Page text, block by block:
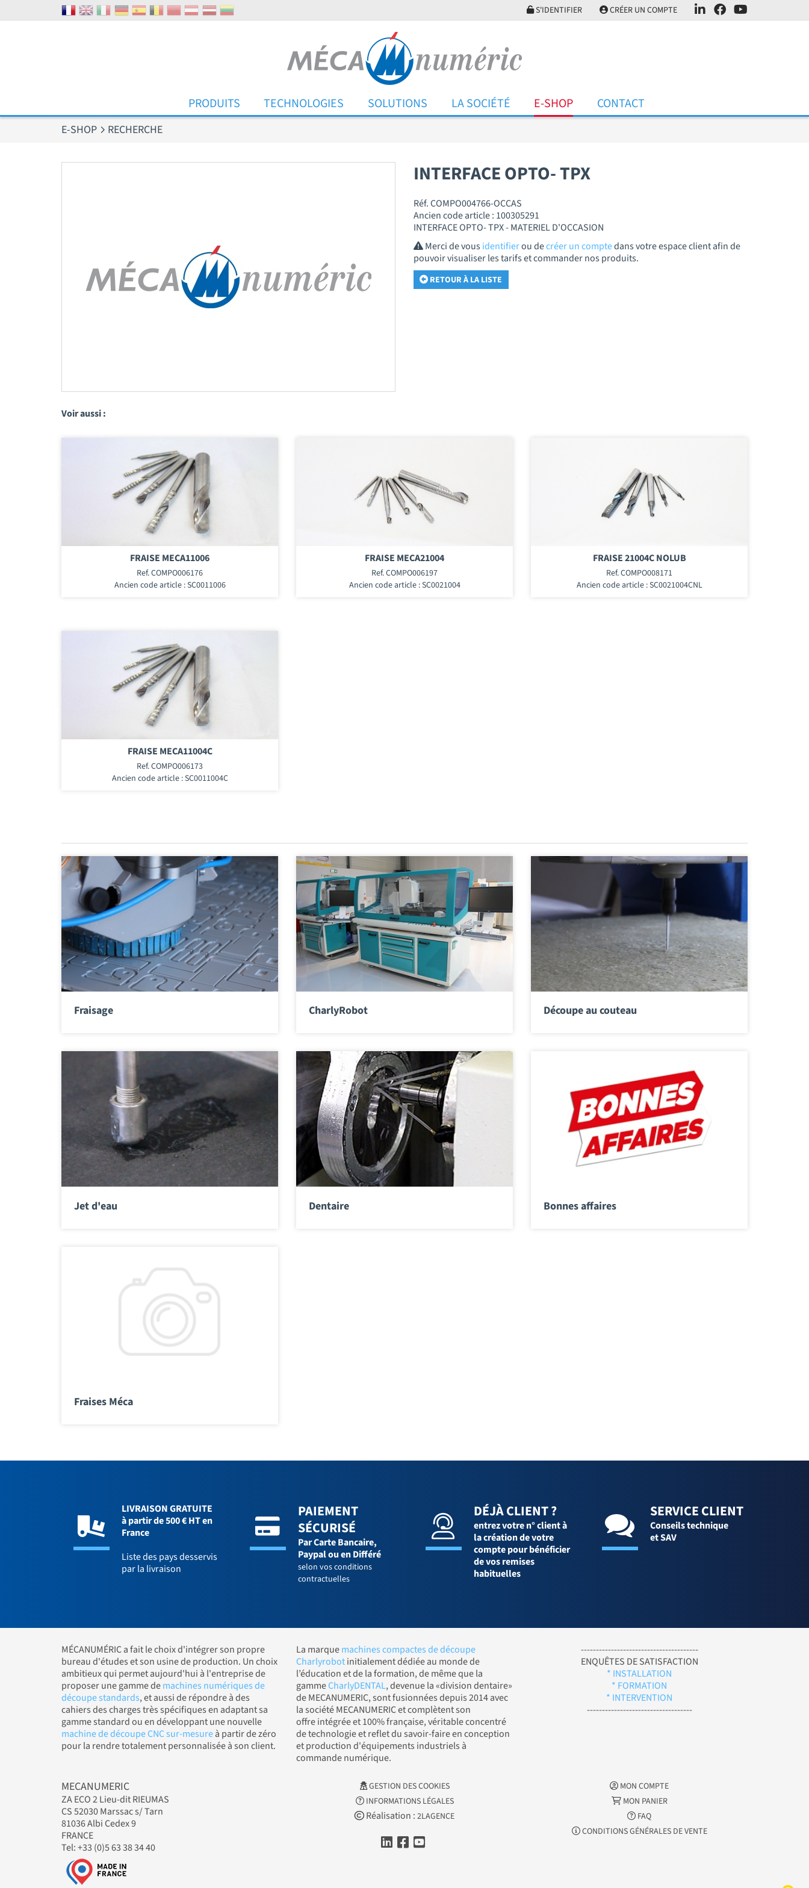
S'IDENTIFIER CRÉER UN COMPTE
PRODUITS TECHNOLOGIES SOLUTIONS LA SOCIÉTÉ E-SHOP CONTACT
E-SHOP RECHERCHE
INTERFACE OPTO- TPX
Réf. COMPO004766-OCCAS
Ancien code article : 100305291
INTERFACE OPTO- TPX - MATERIEL D'OCCASION
Merci de vousidentifierou decréer un comptedans votre espace client afin de
pouvoir visualiser les tarifs et commander nos produits.
RETOUR À LA LISTE
Voir aussi :
FRAISE MECA11006
Ref. COMPO006176
Ancien code article : SC0011006
FRAISE MECA21004
Ref. COMPO006197
Ancien code article : SC0021004
FRAISE 21004C NOLUB
Ref. COMPO008171
Ancien code article : SC0021004CNL
FRAISE MECA11004C
Ref. COMPO006173
Ancien code article : SC0011004C
Fraisage CharlyRobot Découpe au couteau
Jet d'eau Dentaire Bonnes affaires
Fraises Méca
LIVRAISON GRATUITE
à partir de 500 € HT en
France
Liste des pays desservis
par la livraison
PAIEMENT
SÉCURISÉ
Par Carte Bancaire,
Paypal ou en Différé
selon vos conditions
contractuelles
DÉJÀ CLIENT ?
entrez votre n° client à
la création de votre
compte pour bénéficier
de vos remises
habituelles
SERVICE CLIENT
Conseils technique
et SAV
MÉCANUMÉRIC a fait le choix d'intégrer son propre
bureau d'études et son usine de production. Un choix
ambitieux qui permet aujourd'hui à l'entreprise de
proposer une gamme demachines numériques de
découpe standards, et aussi de répondre à des
cahiers des charges très spécifiques en adaptant sa
gamme standard ou en développant une nouvelle
machine de découpe CNC sur-mesureà partir de zéro
pour la rendre totalement personnalisée à son client.
La marquemachines compactes de découpe
Charlyrobotinitialement dédiée au monde de
l’éducation et de la formation, de même que la
gammeCharlyDENTAL, devenue la «division dentaire»
de MECANUMERIC, sont fusionnées depuis 2014 avec
la société MECANUMERIC et complètent son
offre intégrée et 100% française, véritable concentré
de technologie et reflet du savoir-faire en conception
et production d'équipements industriels à
commande numérique.
---------------------------------------
ENQUÊTES DE SATISFACTION
* INSTALLATION
* FORMATION
* INTERVENTION
-----------------------------------
MECANUMERIC
ZA ECO 2 Lieu-dit RIEUMAS
CS 52030 Marssac s/ Tarn
81036 Albi Cedex 9
FRANCE
Tel: +33 (0)5 63 38 34 40
GESTION DES COOKIES
INFORMATIONS LÉGALES
Réalisation : 2LAGENCE
MON COMPTE
MON PANIER
FAQ
CONDITIONS GÉNÉRALES DE VENTE
Panneau de gestion des cookies